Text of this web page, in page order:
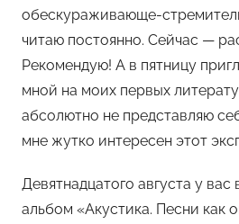
обескураживающе-
читаю постоянно. Сейчас —
Рекомендую! А в пятницу
мной на моих первых
абсолютно не представляю
мне жутко интересен этот
Девятнадцатого августа у
альбом «Акустика. Песни как